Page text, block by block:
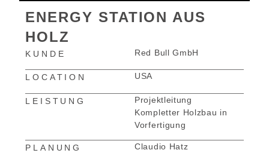
ENERGY STATION AUS
HOLZ
KUNDE Red Bull GmbH
LOCATION USA
LEISTUNG
Projektleitung
Kompletter Holzbau in
Vorfertigung
PLANUNG
Claudio Hatz